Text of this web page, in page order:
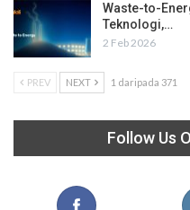
Waste-to-
Teknologi,…
2 Feb 2026
PREV NEXT 1 daripada 371
Follow Us